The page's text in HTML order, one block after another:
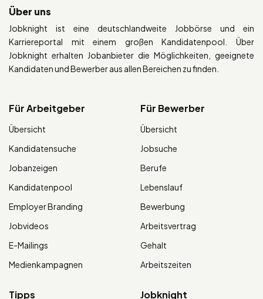
Über uns
Jobknight ist eine deutschlandweite Jobbörse und ein
Karriereportal mit einem großen Kandidatenpool. Über
Jobknight erhalten Jobanbieter die Möglichkeiten, geeignete
Kandidaten und Bewerber aus allen Bereichen zu finden.
Für Arbeitgeber
Übersicht
Kandidatensuche
Jobanzeigen
Kandidatenpool
Employer Branding
Jobvideos
E-Mailings
Medienkampagnen
Für Bewerber
Übersicht
Jobsuche
Berufe
Lebenslauf
Bewerbung
Arbeitsvertrag
Gehalt
Arbeitszeiten
Tipps Jobknight